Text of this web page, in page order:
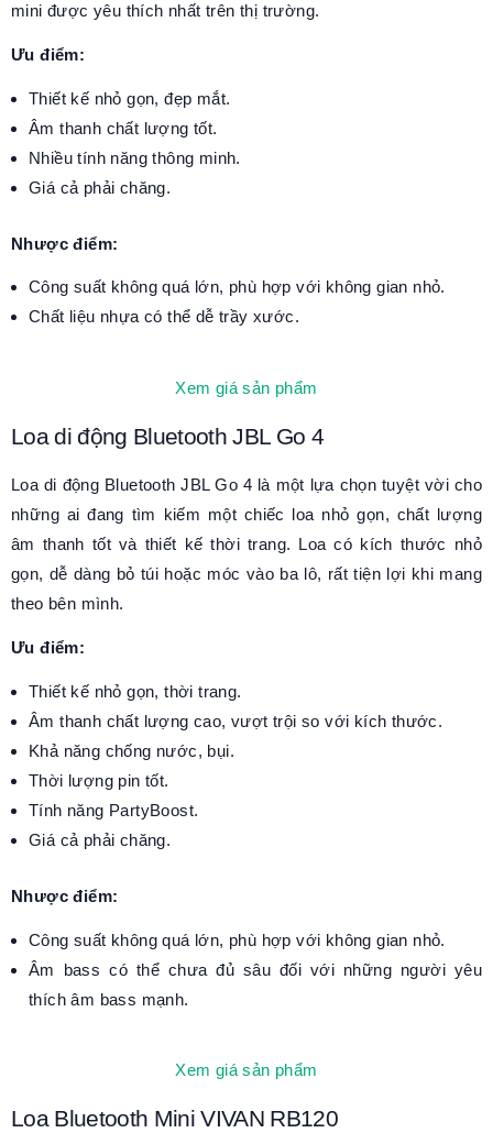
mini được yêu thích nhất trên thị trường.
Ưu điểm:
Thiết kế nhỏ gọn, đẹp mắt.
Âm thanh chất lượng tốt.
Nhiều tính năng thông minh.
Giá cả phải chăng.
Nhược điểm:
Công suất không quá lớn, phù hợp với không gian nhỏ.
Chất liệu nhựa có thể dễ trầy xước.
Xem giá sản phẩm
Loa di động Bluetooth JBL Go 4
Loa di động Bluetooth JBL Go 4 là một lựa chọn tuyệt vời cho
những ai đang tìm kiếm một chiếc loa nhỏ gọn, chất lượng
âm thanh tốt và thiết kế thời trang. Loa có kích thước nhỏ
gọn, dễ dàng bỏ túi hoặc móc vào ba lô, rất tiện lợi khi mang
theo bên mình.
Ưu điểm:
Thiết kế nhỏ gọn, thời trang.
Âm thanh chất lượng cao, vượt trội so với kích thước.
Khả năng chống nước, bụi.
Thời lượng pin tốt.
Tính năng PartyBoost.
Giá cả phải chăng.
Nhược điểm:
Công suất không quá lớn, phù hợp với không gian nhỏ.
Âm bass có thể chưa đủ sâu đối với những người yêu
thích âm bass mạnh.
Xem giá sản phẩm
Loa Bluetooth Mini VIVAN RB120